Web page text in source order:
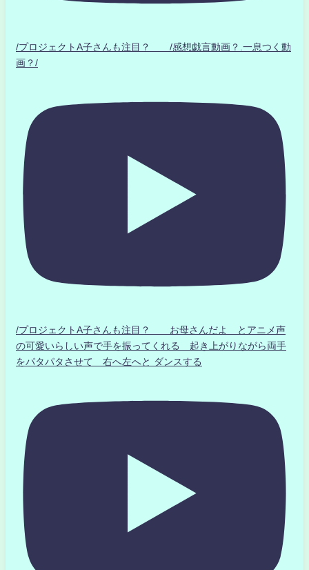
/プロジェクトA子さんも注目？ /感想戯言動画？.一息つく動
画？/
/プロジェクトA子さんも注目？ お母さんだよ とアニメ声
の可愛いらしい声で手を振ってくれる 起き上がりながら両手
をパタパタさせて 右へ左へと ダンスする